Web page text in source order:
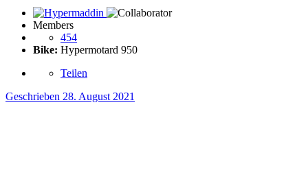
Members
454
Bike: Hypermotard 950
Teilen
Geschrieben 28. August 2021